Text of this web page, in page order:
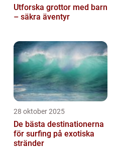
Utforska grottor med barn
– säkra äventyr
28 oktober 2025
De bästa destinationerna
för surfing på exotiska
stränder